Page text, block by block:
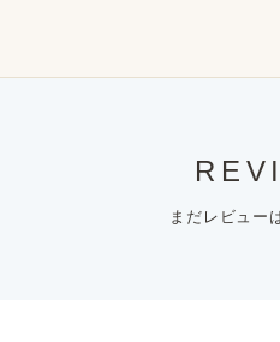
まだレビュー